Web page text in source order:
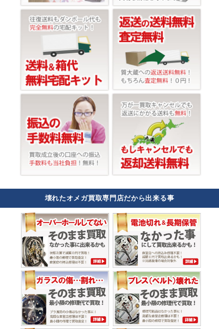
壊れたオメガ買取専門店だから出来る事